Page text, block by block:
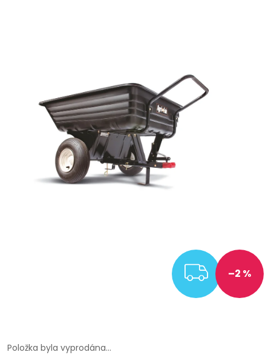
–2 %
Položka byla vyprodána…